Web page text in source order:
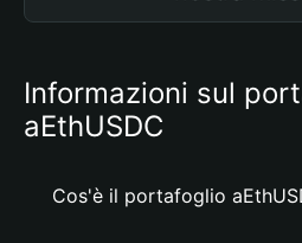
Informazioni sul
aEthUSDC
Cos'è il portafoglio